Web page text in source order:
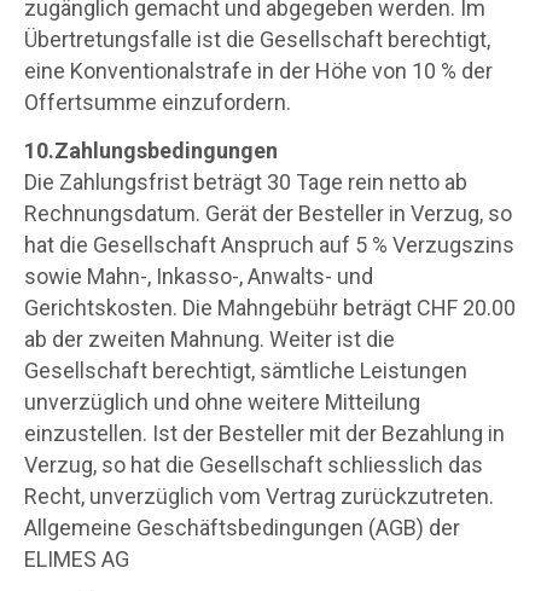
zugänglich gemacht und abgegeben werden. Im
Übertretungsfalle ist die Gesellschaft berechtigt,
eine Konventionalstrafe in der Höhe von 10 % der
Offertsumme einzufordern.
10.Zahlungsbedingungen
Die Zahlungsfrist beträgt 30 Tage rein netto ab
Rechnungsdatum. Gerät der Besteller in Verzug, so
hat die Gesellschaft Anspruch auf 5 % Verzugszins
sowie Mahn-, Inkasso-, Anwalts- und
Gerichtskosten. Die Mahngebühr beträgt CHF 20.00
ab der zweiten Mahnung. Weiter ist die
Gesellschaft berechtigt, sämtliche Leistungen
unverzüglich und ohne weitere Mitteilung
einzustellen. Ist der Besteller mit der Bezahlung in
Verzug, so hat die Gesellschaft schliesslich das
Recht, unverzüglich vom Vertrag zurückzutreten.
Allgemeine Geschäftsbedingungen (AGB) der
ELIMES AG